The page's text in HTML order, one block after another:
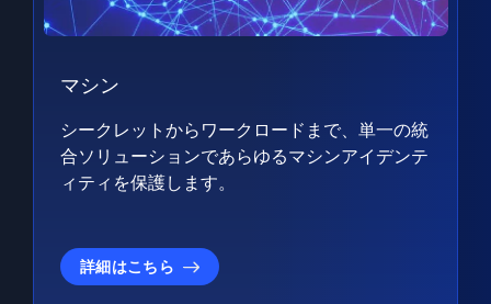
マシン
シークレットからワークロードまで、単一の統
合ソリューションであらゆるマシンアイデンテ
ィティを保護します。
詳細はこちら